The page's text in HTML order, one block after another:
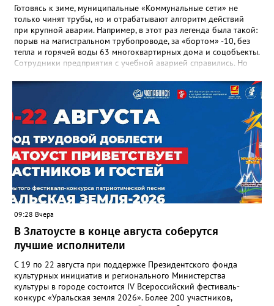
Готовясь к зиме, муниципальные «Коммунальные сети» не
только чинят трубы, но и отрабатывают алгоритм действий
при крупной аварии. Например, в этот раз легенда была такой:
порыв на магистральном трубопроводе, за «бортом» -10, без
тепла и горячей воды 63 многоквартирных дома и соцобъекты.
Сотрудники предприятия с учебной аварией справились. Но
отметили и недочёты. «Например, управляющие компании
несвоевременно приняли меры для предотвращения
“перемерзания” общей домовой тепловой сети
многоквартирного дома, отсутствовало взаимодействие с
ресурсоснабжающей организацией, ЕДДС и иными службами»,
— сообщила начальник Главного управления ГЖИ Ирина
Настенко. В следующий раз, рекомендовали в
Госжилинспекции, службы должны действовать слаженно. И
оперативно делиться информацией со всеми
заинтересованными – от поставщика тепла до конечных
потребителей.
09:28 Вчера
В Златоусте в конце августа соберутся
лучшие исполнители
С 19 по 22 августа при поддержке Президентского фонда
культурных инициатив и регионального Министерства
культуры в городе состоится IV Всероссийский фестиваль-
конкурс «Уральская земля 2026». Более 200 участников,